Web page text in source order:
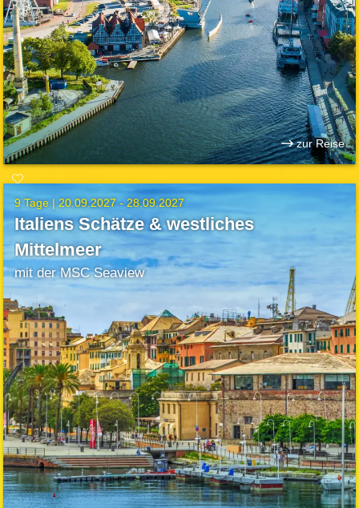
zur Reise
9 Tage | 20.09.2027 - 28.09.2027
Italiens Schätze & westliches
Mittelmeer
mit der MSC Seaview